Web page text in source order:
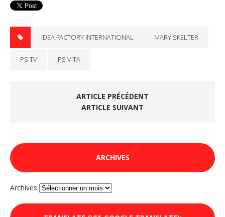
IDEA FACTORY INTERNATIONAL MARY SKELTER
PS TV PS VITA
ARTICLE PRÉCÉDENT
ARTICLE SUIVANT
ARCHIVES
Archives